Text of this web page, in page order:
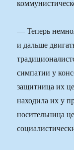
— Теперь
и дальше
симпатии у
защитница их
находила их у
носительница